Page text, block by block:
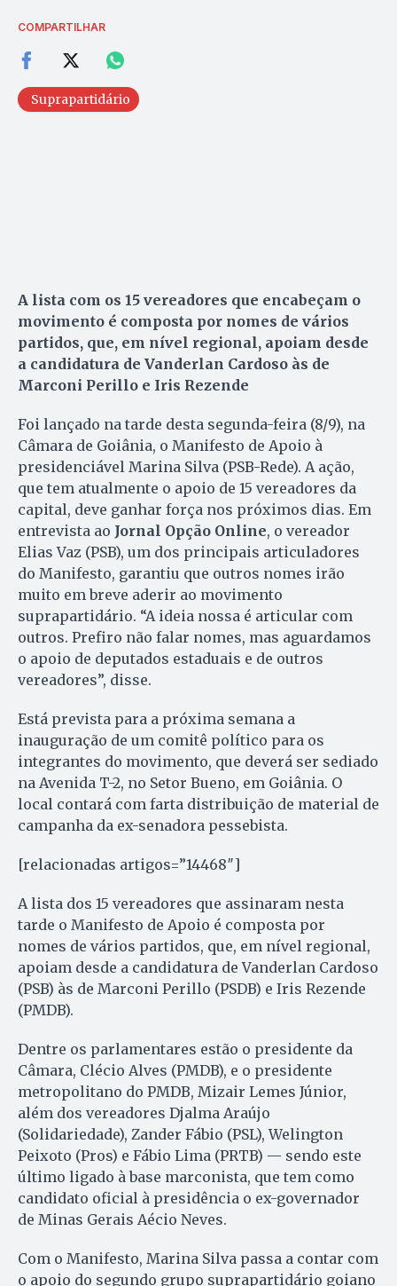
COMPARTILHAR
Suprapartidário
A lista com os 15 vereadores que encabeçam o
movimento é composta por nomes de vários
partidos, que, em nível regional, apoiam desde
a candidatura de Vanderlan Cardoso às de
Marconi Perillo e Iris Rezende
Foi lançado na tarde desta segunda-feira (8/9), na
Câmara de Goiânia, o Manifesto de Apoio à
presidenciável Marina Silva (PSB-Rede). A ação,
que tem atualmente o apoio de 15 vereadores da
capital, deve ganhar força nos próximos dias. Em
entrevista ao Jornal Opção Online, o vereador
Elias Vaz (PSB), um dos principais articuladores
do Manifesto, garantiu que outros nomes irão
muito em breve aderir ao movimento
suprapartidário. “A ideia nossa é articular com
outros. Prefiro não falar nomes, mas aguardamos
o apoio de deputados estaduais e de outros
vereadores”, disse.
Está prevista para a próxima semana a
inauguração de um comitê político para os
integrantes do movimento, que deverá ser sediado
na Avenida T-2, no Setor Bueno, em Goiânia. O
local contará com farta distribuição de material de
campanha da ex-senadora pessebista.
[relacionadas artigos=”14468″]
A lista dos 15 vereadores que assinaram nesta
tarde o Manifesto de Apoio é composta por
nomes de vários partidos, que, em nível regional,
apoiam desde a candidatura de Vanderlan Cardoso
(PSB) às de Marconi Perillo (PSDB) e Iris Rezende
(PMDB).
Dentre os parlamentares estão o presidente da
Câmara, Clécio Alves (PMDB), e o presidente
metropolitano do PMDB, Mizair Lemes Júnior,
além dos vereadores Djalma Araújo
(Solidariedade), Zander Fábio (PSL), Welington
Peixoto (Pros) e Fábio Lima (PRTB) — sendo este
último ligado à base marconista, que tem como
candidato oficial à presidência o ex-governador
de Minas Gerais Aécio Neves.
Com o Manifesto, Marina Silva passa a contar com
o apoio do segundo grupo suprapartidário goiano